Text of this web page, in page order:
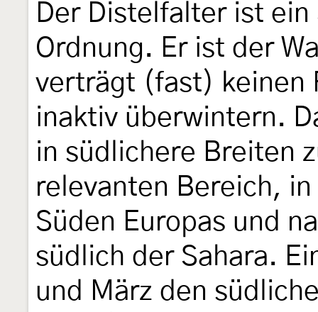
Der Distelfalter ist
Ordnung. Er ist der
verträgt (fast) keinen
inaktiv überwintern.
in südlichere Breiten
relevanten Bereich,
Süden Europas und
südlich der Sahara.
und März den